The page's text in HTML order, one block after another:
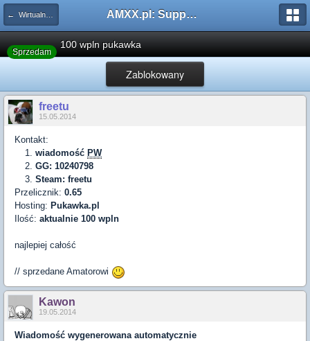
← Wirtualna gotówka AMXX.pl: Support AMX Mod X i SourceMod
Sprzedam
100 wpln pukawka
Zablokowany
freetu
15.05.2014
Kontakt: ​
wiadomość PW
GG: 10240798
Steam: freetu
Przelicznik: 0.65
Hosting: Pukawka.pl
Ilość: aktualnie 100 wpln
najlepiej całość
// sprzedane Amatorowi
Kawon
19.05.2014
Wiadomość wygenerowana automatycznie